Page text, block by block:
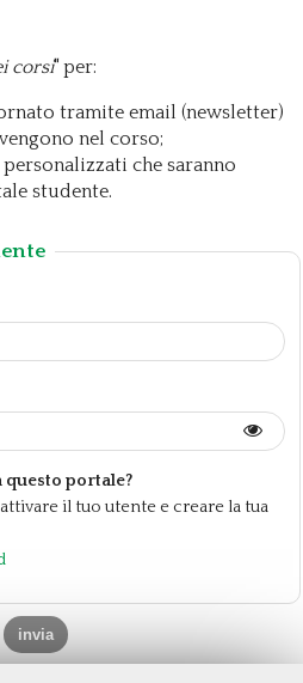
corsi" per:
tramite email (newsletter)
nel corso;
che saranno
studente.
questo portale?
il tuo utente e creare la tua